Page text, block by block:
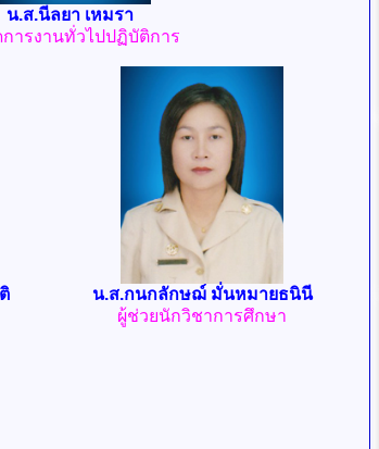
น.ส.นีลยา เหมรา
ารงานทั่วไปปฏิบัติการ
น.ส.กนกลักษฌ์ มั่นหมายธนินี
ผู้ช่วยนักวิชาการศึกษา